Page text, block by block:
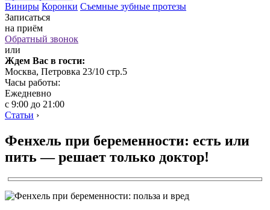
Виниры Коронки Съемные зубные протезы
Записаться
на приём
Обратный звонок
или
Ждем Вас в гости:
Москва, Петровка 23/10 стр.5
Часы работы:
Ежедневно
с 9:00 до 21:00
Статьи ›
Фенхель при беременности: есть или
пить — решает только доктор!